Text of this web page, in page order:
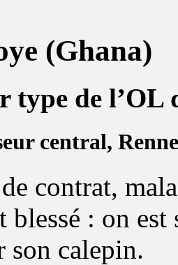
(Ghana)
type de l’OL
central,
contrat,
blessé : on
son calepin.